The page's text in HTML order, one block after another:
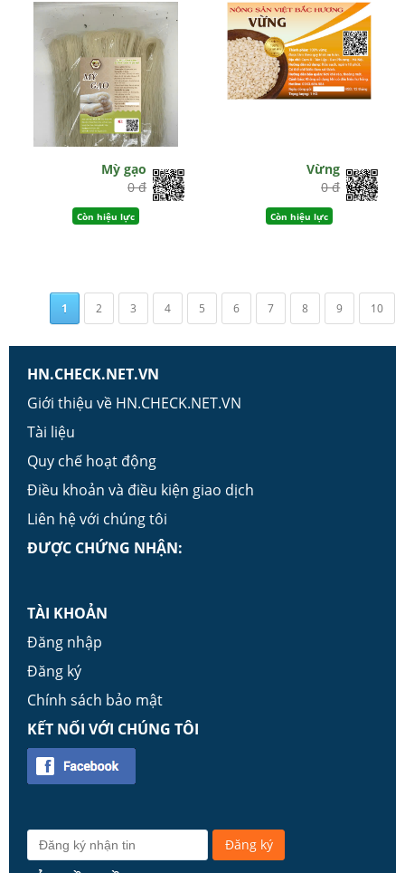
Mỳ gạo
0 đ
Còn hiệu lực
Vừng
0 đ
Còn hiệu lực
1 2 3 4 5 6 7 8 9 10
HN.CHECK.NET.VN
Giới thiệu về HN.CHECK.NET.VN
Tài liệu
Quy chế hoạt động
Điều khoản và điều kiện giao dịch
Liên hệ với chúng tôi
ĐƯỢC CHỨNG NHẬN:
TÀI KHOẢN
Đăng nhập
Đăng ký
Chính sách bảo mật
KẾT NỐI VỚI CHÚNG TÔI